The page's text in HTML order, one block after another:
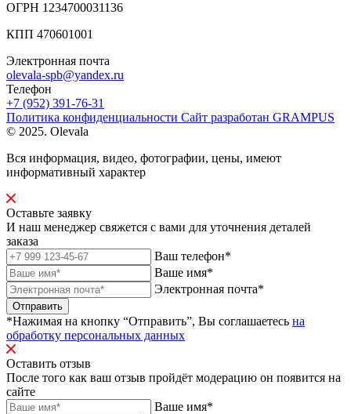
ОГРН 1234700031136
КПП 470601001
Электронная почта
olevala-spb@yandex.ru
Телефон
+7 (952) 391-76-31
Политика конфиденциальности Сайт разработан GRAMPUS
© 2025. Olevala
Вся информация, видео, фотографии, цены, имеют
информативный характер
Оставьте заявку
И наш менеджер свяжется с вами для уточнения деталей
заказа
Ваш телефон*
Ваше имя*
Электронная почта*
Отправить
*Нажимая на кнопку “Отправить”, Вы соглашаетесь на
обработку персональных данных
Оставить отзыв
После того как ваш отзыв пройдёт модерацию он появится на
сайте
Ваше имя*